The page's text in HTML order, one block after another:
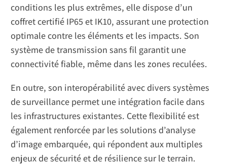
conditions les plus extrêmes, elle dispose d’un
coffret certifié IP65 et IK10, assurant une protection
optimale contre les éléments et les impacts. Son
système de transmission sans fil garantit une
connectivité fiable, même dans les zones reculées.
En outre, son interopérabilité avec divers systèmes
de surveillance permet une intégration facile dans
les infrastructures existantes. Cette flexibilité est
également renforcée par les solutions d’analyse
d’image embarquée, qui répondent aux multiples
enjeux de sécurité et de résilience sur le terrain.